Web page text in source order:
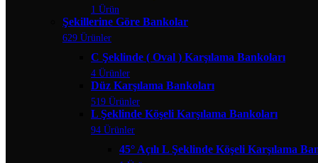
1 Ürün
Şekillerine Göre Bankolar
629 Ürünler
C Şeklinde ( Oval ) Karşılama Bankoları
4 Ürünler
Düz Karşılama Bankoları
519 Ürünler
L Şeklinde Köşeli Karşılama Bankoları
94 Ürünler
45° Açılı L Şeklinde Köşeli Karşılama